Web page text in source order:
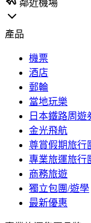
鄰近機場
產品
機票
酒店
郵輪
當地玩樂
日本鐵路周遊
金光飛航
尊賞假期旅行
專業旅運旅行
商務旅遊
獨立包團/遊學
最新優惠